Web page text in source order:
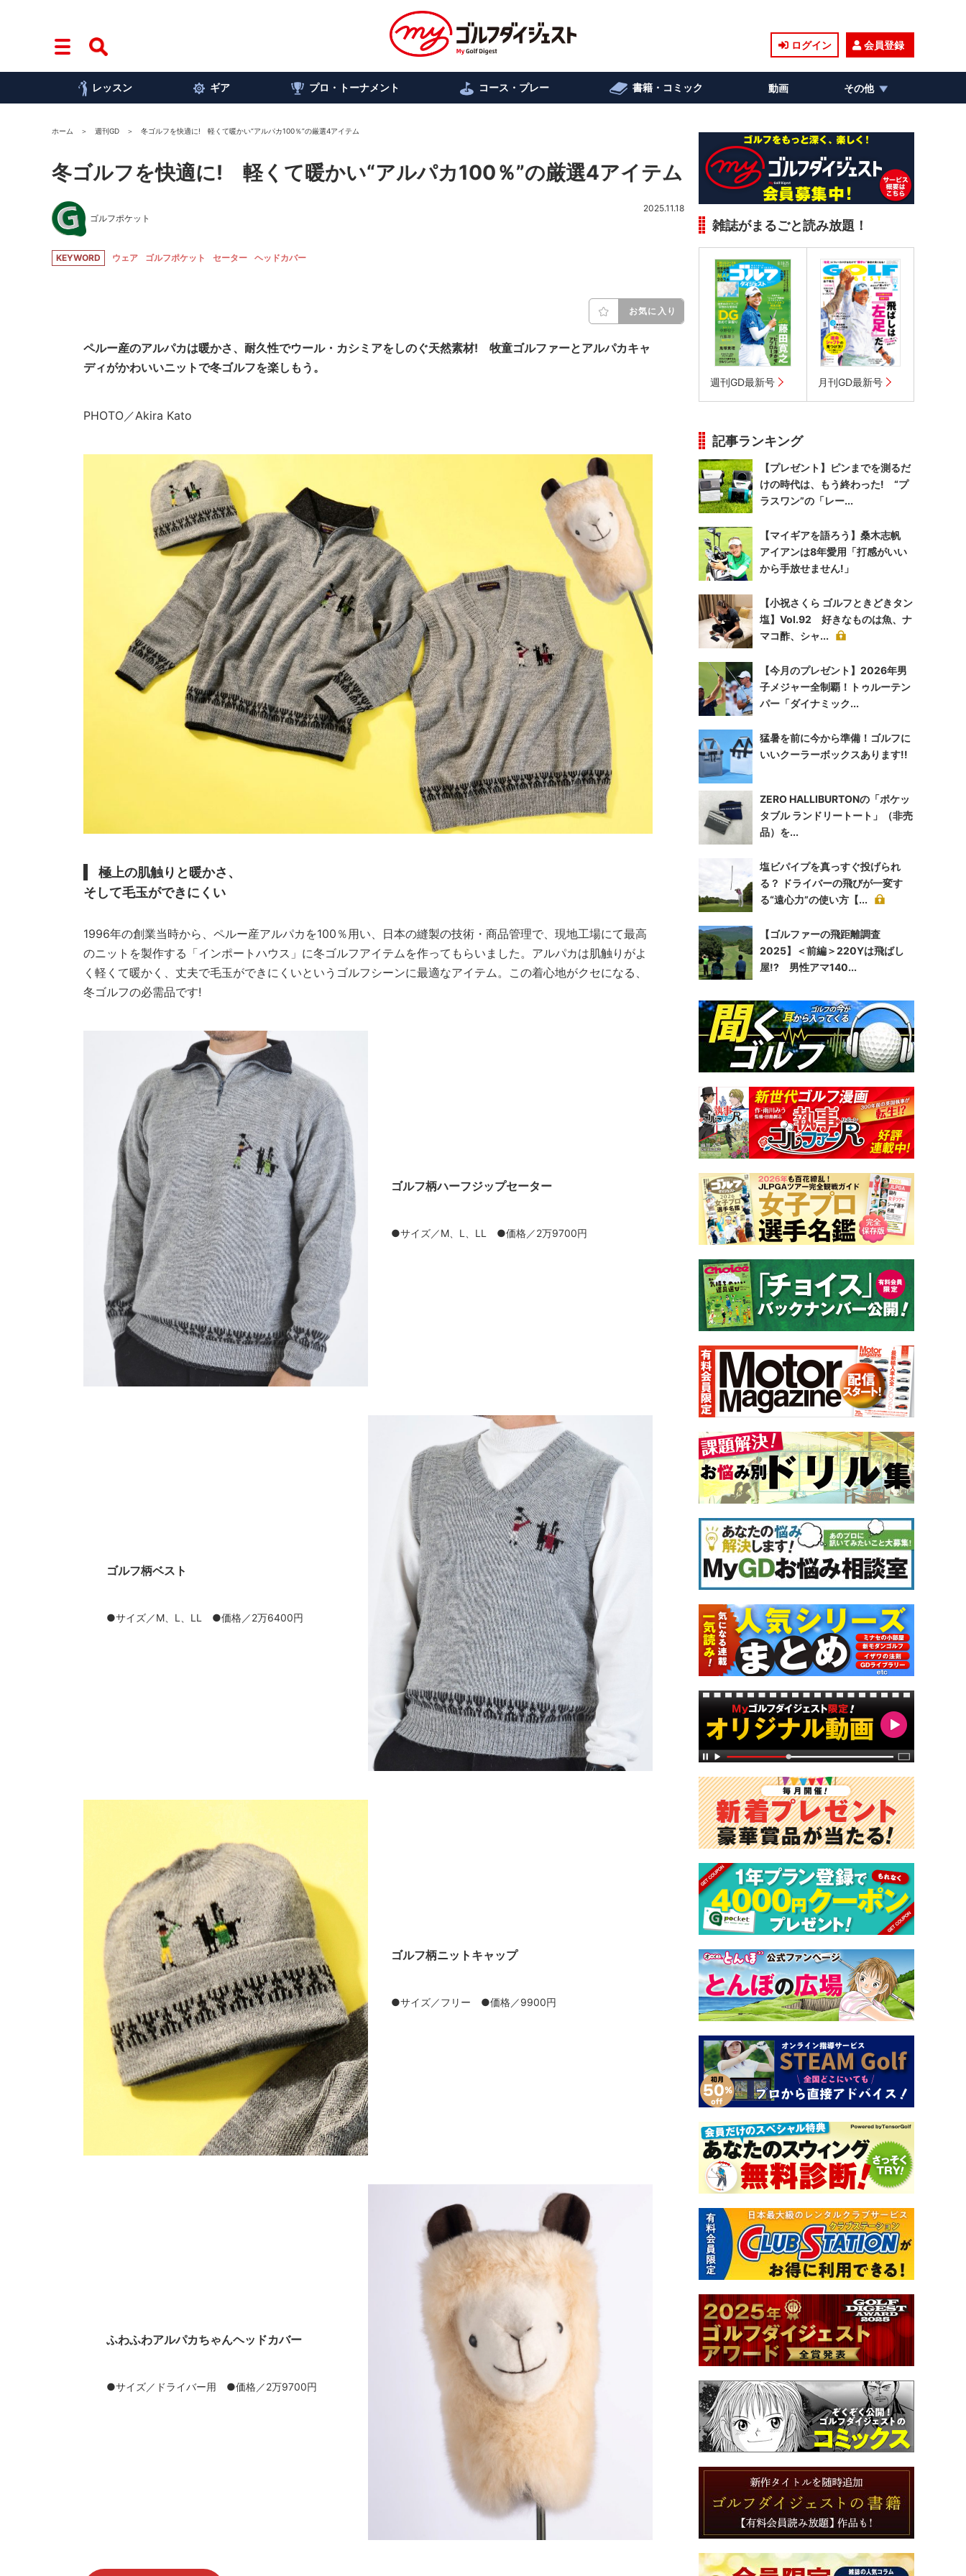
ログイン 会員登録
レッスン ギア プロ・トーナメント コース・プレー 書籍・コミック 動画 その他
ホーム 週刊GD 冬ゴルフを快適に! 軽くて暖かい“アルパカ100％”の厳選4アイテム
冬ゴルフを快適に! 軽くて暖かい“アルパカ100％”の厳選4アイテム
ゴルフポケット
2025.11.18
KEYWORD ウェア ゴルフポケット セーター ヘッドカバー
お気に入り
ペルー産のアルパカは暖かさ、耐久性でウール・カシミアをしのぐ天然素材! 牧童ゴルファーとアルパカキャ
ディがかわいいニットで冬ゴルフを楽しもう。
PHOTO／Akira Kato
極上の肌触りと暖かさ、
そして毛玉ができにくい
1996年の創業当時から、ペルー産アルパカを100％用い、日本の縫製の技術・商品管理で、現地工場にて最高
のニットを製作する「インポートハウス」に冬ゴルフアイテムを作ってもらいました。アルパカは肌触りがよ
く軽くて暖かく、丈夫で毛玉ができにくいというゴルフシーンに最適なアイテム。この着心地がクセになる、
冬ゴルフの必需品です!
ゴルフ柄ハーフジップセーター
●サイズ／M、L、LL ●価格／2万9700円
ゴルフ柄ベスト
●サイズ／M、L、LL ●価格／2万6400円
ゴルフ柄ニットキャップ
●サイズ／フリー ●価格／9900円
ふわふわアルパカちゃんヘッドカバー
●サイズ／ドライバー用 ●価格／2万9700円
雑誌がまるごと読み放題！
週刊GD最新号 月刊GD最新号
記事ランキング
【プレゼント】ピンまでを測るだ
けの時代は、もう終わった! “プ
ラスワン”の「レー...
【マイギアを語ろう】桑木志帆
アイアンは8年愛用「打感がいい
から手放せません!」
【小祝さくら ゴルフときどきタン
塩】Vol.92 好きなものは魚、ナ
マコ酢、シャ...
【今月のプレゼント】2026年男
子メジャー全制覇！トゥルーテン
パー「ダイナミック...
猛暑を前に今から準備！ゴルフに
いいクーラーボックスあります!!
ZERO HALLIBURTONの「ポケッ
タブル ランドリートート」（非売
品）を...
塩ビパイプを真っすぐ投げられ
る？ ドライバーの飛びが一変す
る“遠心力”の使い方【...
【ゴルファーの飛距離調査
2025】＜前編＞220Yは飛ばし
屋!? 男性アマ140...